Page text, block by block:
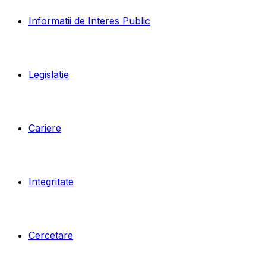
Informatii de Interes Public
Legislatie
Cariere
Integritate
Cercetare